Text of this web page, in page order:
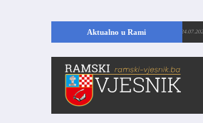
Aktualno u Rami
RAMI: Kopajući temelje kuće, pronašao vrijedne arheološke